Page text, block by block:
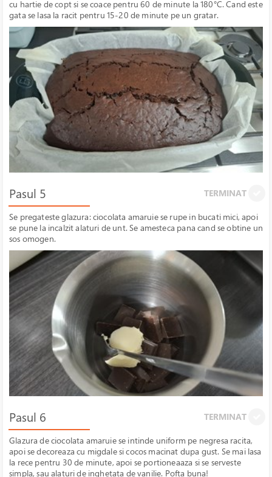
cu hartie de copt si se coace pentru 60 de minute la 180°C. Cand este
gata se lasa la racit pentru 15-20 de minute pe un gratar.
Pasul 5 TERMINAT
Se pregateste glazura: ciocolata amaruie se rupe in bucati mici, apoi
se pune la incalzit alaturi de unt. Se amesteca pana cand se obtine un
sos omogen.
Pasul 6 TERMINAT
Glazura de ciocolata amaruie se intinde uniform pe negresa racita,
apoi se decoreaza cu migdale si cocos macinat dupa gust. Se mai lasa
la rece pentru 30 de minute, apoi se portioneaaza si se serveste
simpla, sau alaturi de inghetata de vanilie. Pofta buna!